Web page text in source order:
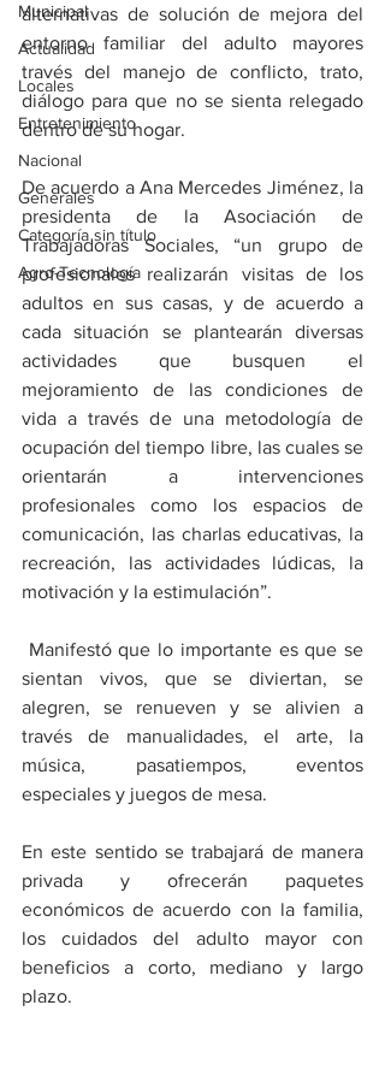
Municipal
Actualidad
Locales
Entretenimiento
Nacional
Generales
Categoría sin título
Agro-Tecnología
alternativas de solución de mejora del
entorno familiar del adulto mayores
través del manejo de conflicto, trato,
diálogo para que no se sienta relegado
dentro de su hogar.
De acuerdo a Ana Mercedes Jiménez, la
presidenta de la Asociación de
Trabajadoras Sociales, “un grupo de
profesionales realizarán visitas de los
adultos en sus casas, y de acuerdo a
cada situación se plantearán diversas
actividades que busquen el
mejoramiento de las condiciones de
vida a través de una metodología de
ocupación del tiempo libre, las cuales se
orientarán a intervenciones
profesionales como los espacios de
comunicación, las charlas educativas, la
recreación, las actividades lúdicas, la
motivación y la estimulación”.
sientan vivos, que se diviertan, se
alegren, se renueven y se alivien a
través de manualidades, el arte, la
música, pasatiempos, eventos
especiales y juegos de mesa.
En este sentido se trabajará de manera
privada y ofrecerán paquetes
económicos de acuerdo con la familia,
los cuidados del adulto mayor con
beneficios a corto, mediano y largo
plazo.